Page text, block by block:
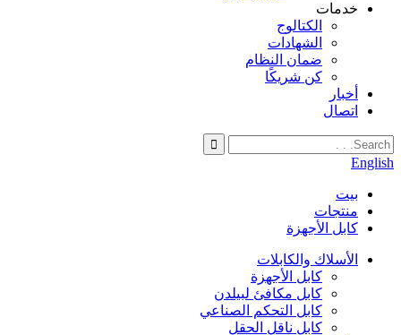
خدمات
الكتالوج
الشهادات
ضمان النظام
كن شريكًا
أخبار
اتصال
English
بيت
منتجات
كابل الأجهزة
الأسلاك والكابلات
كابل الأجهزة
كابل مكافئ لبيلدن
كابل التحكم الصناعي
كابل ناقل الحقل